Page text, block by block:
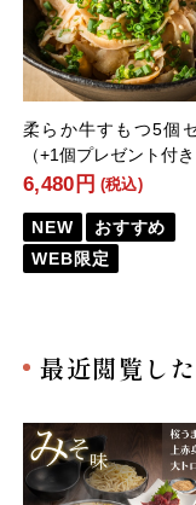
柔らか牛すもつ5個
（+1個プレゼント付き
6,480円 (税込)
NEW
おすすめ
WEB限定
最近閲覧し